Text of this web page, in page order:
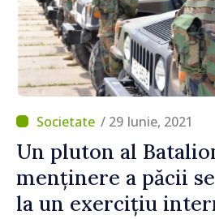
/ 29 Iunie, 2021
Un pluton al
menținere a păcii
la un exercițiu